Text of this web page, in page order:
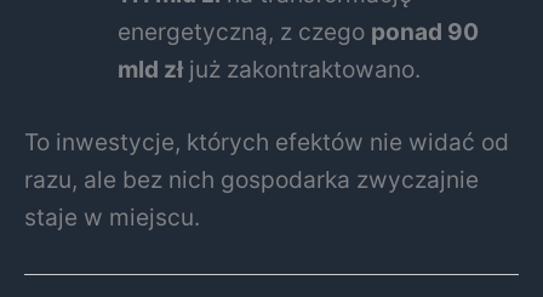
energetyczną, z czego ponad 90
mld złjuż zakontraktowano.
To inwestycje, których efektów nie widać od
razu, ale bez nich gospodarka zwyczajnie
staje w miejscu.